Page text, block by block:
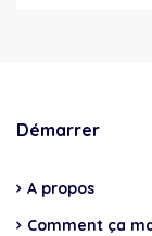
Démarrer
A propos
Comment ça